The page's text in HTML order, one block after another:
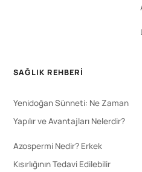
SAĞLIK REHBERI
Yenidoğan Sünneti: Ne Zaman
Yapılır ve Avantajları Nelerdir?
Azospermi Nedir? Erkek
Kısırlığının Tedavi Edilebilir